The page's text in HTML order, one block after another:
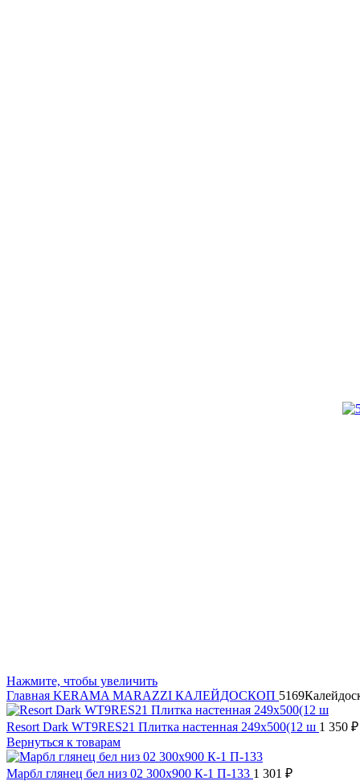
Нажмите, чтобы увеличить
Главная KERAMA MARAZZI КАЛЕЙДОСКОП
Resort Dark WT9RES21 Плитка настенная 249x500(12 ш 1 350 ₽
Вернуться к товарам
Марбл глянец бел низ 02 300х900 К-1 П-133 1 301 ₽